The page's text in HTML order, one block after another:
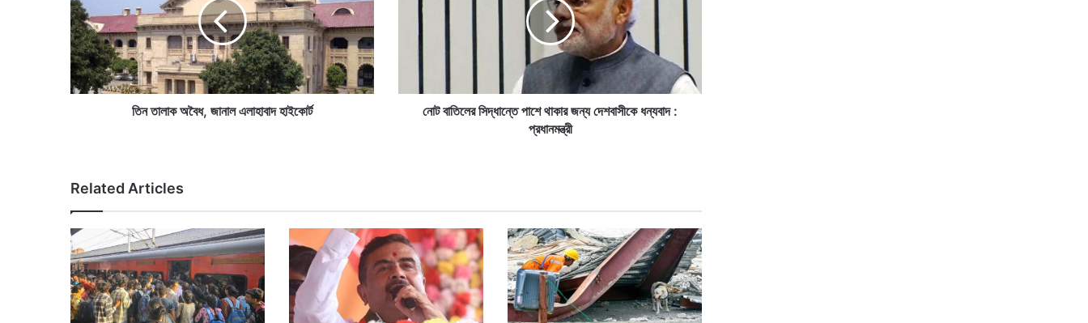
লা
ক
অ
বৈ
ধ
,
হা
বা
দ
হা
ই
কো
র্ট
তিন তালাক অবৈধ, জানাল এলাহাবাদ হাইকোর্ট
ন্তে
ন্য
দে
শ
বা
সী
কে
ধ
নোট বাতিলের সিদ্ধান্তে পাশে থাকার জন্য দেশবাসীকে ধন্যবাদ :
প্রধানমন্ত্রী
Related Articles